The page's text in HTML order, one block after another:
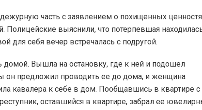
часть с заявлением о похищенных
Полицейские выяснили, что потерпевшая
для себя вечер встречалась с подругой.
домой. Вышла на остановку, где к ней и подошел
он предложил проводить ее до дома, и женщина
кавалера к себе в дом. Пообщавшись в квартире
оставшийся в квартире, забрал ее